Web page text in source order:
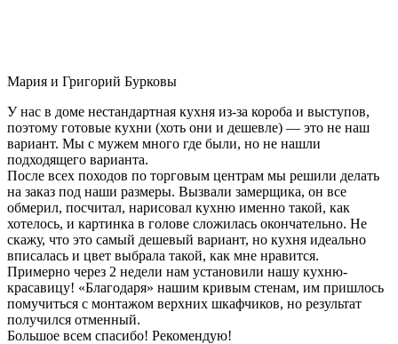
Мария и Григорий Бурковы
У нас в доме нестандартная кухня из-за короба и выступов,
поэтому готовые кухни (хоть они и дешевле) — это не наш
вариант. Мы с мужем много где были, но не нашли
подходящего варианта.
После всех походов по торговым центрам мы решили делать
на заказ под наши размеры. Вызвали замерщика, он все
обмерил, посчитал, нарисовал кухню именно такой, как
хотелось, и картинка в голове сложилась окончательно. Не
скажу, что это самый дешевый вариант, но кухня идеально
вписалась и цвет выбрала такой, как мне нравится.
Примерно через 2 недели нам установили нашу кухню-
красавицу! «Благодаря» нашим кривым стенам, им пришлось
помучиться с монтажом верхних шкафчиков, но результат
получился отменный.
Большое всем спасибо! Рекомендую!